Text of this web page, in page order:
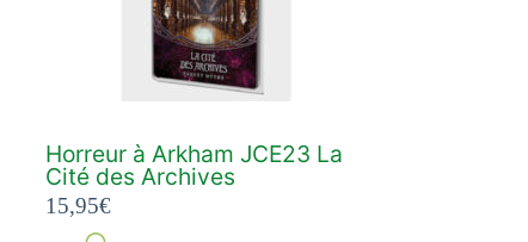
Horreur à Arkham JCE23 La
Cité des Archives
15,95€